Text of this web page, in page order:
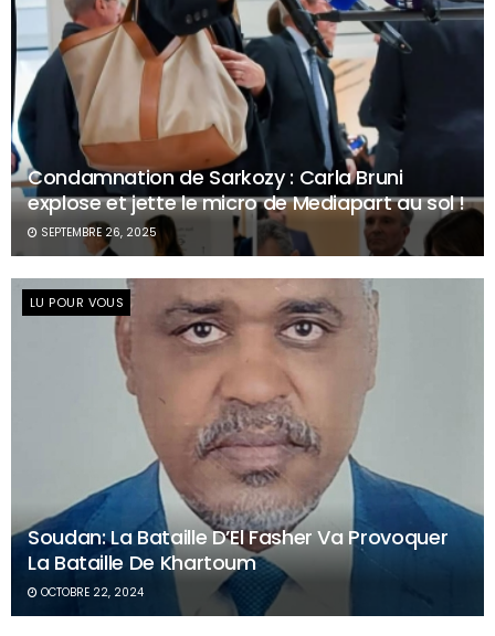
Condamnation de Sarkozy : Carla Bruni
explose et jette le micro de Mediapart au sol !
SEPTEMBRE 26, 2025
LU POUR VOUS
Soudan: La Bataille D’El Fasher Va Provoquer
La Bataille De Khartoum
OCTOBRE 22, 2024